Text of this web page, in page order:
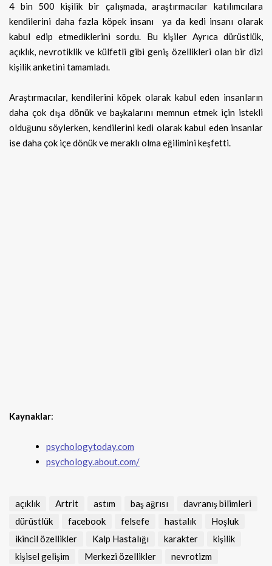
4 bin 500 kişilik bir çalışmada, araştırmacılar katılımcılara
kendilerini daha fazla köpek insanı ya da kedi insanı olarak
kabul edip etmediklerini sordu. Bu kişiler Ayrıca dürüstlük,
açıklık, nevrotiklik ve külfetli gibi geniş özellikleri olan bir dizi
kişilik anketini tamamladı.
Araştırmacılar, kendilerini köpek olarak kabul eden insanların
daha çok dışa dönük ve başkalarını memnun etmek için istekli
olduğunu söylerken, kendilerini kedi olarak kabul eden insanlar
ise daha çok içe dönük ve meraklı olma eğilimini keşfetti.
Kaynaklar:
psychologytoday.com
psychology.about.com/
açıklık Artrit astım baş ağrısı
davranış bilimleri
dürüstlük
facebook felsefe hastalık
Hoşluk
ikincil özellikler
Kalp Hastalığı karakter
kişilik
kişisel gelişim
Merkezi özellikler nevrotizm